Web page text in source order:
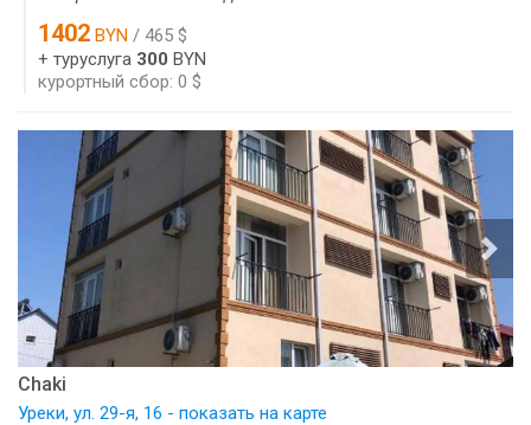
1402 BYN / 465 $
+ туруслуга 300 BYN
курортный сбор: 0 $
Chaki
Уреки, ул. 29-я, 16 - показать на карте